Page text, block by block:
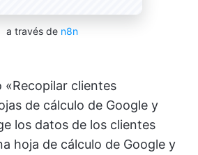
a través de n8n
«Recopilar clientes
de cálculo de Google y
los datos de los clientes
hoja de cálculo de Google y